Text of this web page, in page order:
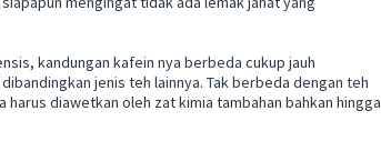
kandungan kafein nya berbeda cukup jauh
jenis teh lainnya. Tak berbeda dengan teh
diawetkan oleh zat kimia tambahan bahkan hingga